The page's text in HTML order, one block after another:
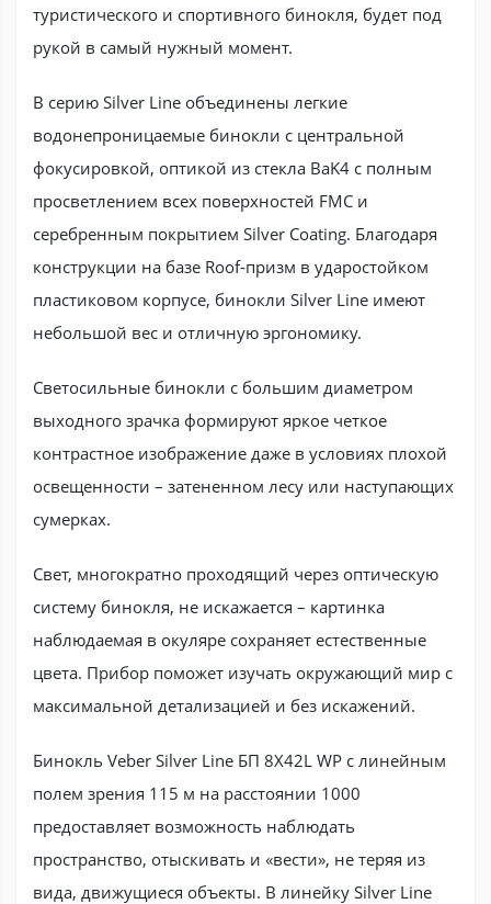
туристического и спортивного бинокля, будет под
рукой в самый нужный момент.
В серию Silver Line объединены легкие
водонепроницаемые бинокли с центральной
фокусировкой, оптикой из стекла BaK4 с полным
просветлением всех поверхностей FMC и
серебренным покрытием Silver Coating. Благодаря
конструкции на базе Roof-призм в ударостойком
пластиковом корпусе, бинокли Silver Line имеют
небольшой вес и отличную эргономику.
Светосильные бинокли с большим диаметром
выходного зрачка формируют яркое четкое
контрастное изображение даже в условиях плохой
освещенности – затененном лесу или наступающих
сумерках.
Свет, многократно проходящий через оптическую
систему бинокля, не искажается – картинка
наблюдаемая в окуляре сохраняет естественные
цвета. Прибор поможет изучать окружающий мир с
максимальной детализацией и без искажений.
Бинокль Veber Silver Line БП 8X42L WP с линейным
полем зрения 115 м на расстоянии 1000
предоставляет возможность наблюдать
пространство, отыскивать и «вести», не теряя из
вида, движущиеся объекты. В линейку Silver Line